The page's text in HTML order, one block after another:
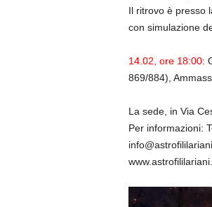
Il ritrovo è presso
con simulazione
14.02, ore 18:00:
869/884),
La sede, in Via
Per informazioni: